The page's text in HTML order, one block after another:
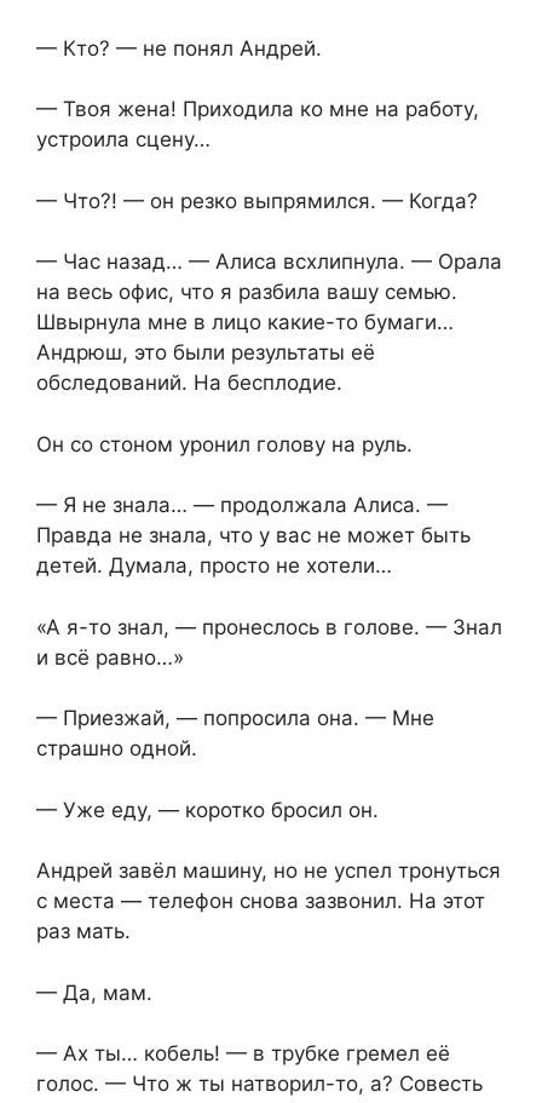
— Кто? — не понял Андрей.
— Твоя жена! Приходила ко мне на работу,
устроила сцену…
— Что?! — он резко выпрямился. — Когда?
— Час назад… — Алиса всхлипнула. — Орала
на весь офис, что я разбила вашу семью.
Швырнула мне в лицо какие-то бумаги…
Андрюш, это были результаты её
обследований. На бесплодие.
Он со стоном уронил голову на руль.
— Я не знала… — продолжала Алиса. —
Правда не знала, что у вас не может быть
детей. Думала, просто не хотели…
«А я-то знал, — пронеслось в голове. — Знал
и всё равно…»
— Приезжай, — попросила она. — Мне
страшно одной.
— Уже еду, — коротко бросил он.
Андрей завёл машину, но не успел тронуться
с места — телефон снова зазвонил. На этот
раз мать.
— Да, мам.
— Ах ты… кобель! — в трубке гремел её
голос. — Что ж ты натворил-то, а? Совесть